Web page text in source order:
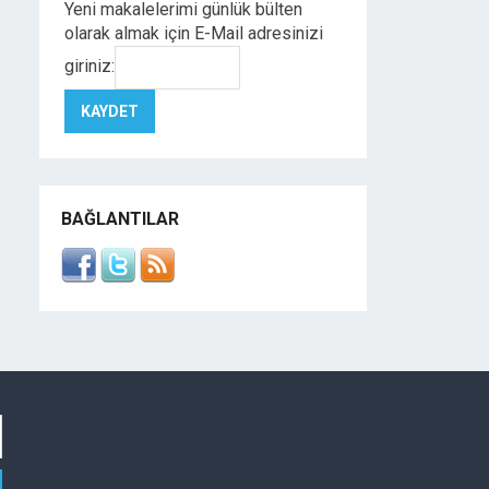
Yeni makalelerimi günlük bülten
olarak almak için E-Mail adresinizi
giriniz:
BAĞLANTILAR